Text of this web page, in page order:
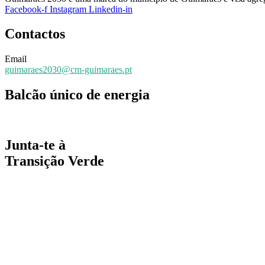
Facebook-f Instagram Linkedin-in
Contactos
Email
guimaraes2030@cm-guimaraes.pt
Balcão único de energia
Junta-te à
Transição Verde